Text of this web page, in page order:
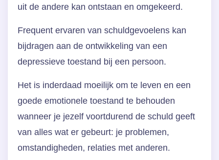
uit de andere kan ontstaan en omgekeerd.
Frequent ervaren van schuldgevoelens kan
bijdragen aan de ontwikkeling van een
depressieve toestand bij een persoon.
Het is inderdaad moeilijk om te leven en een
goede emotionele toestand te behouden
wanneer je jezelf voortdurend de schuld geeft
van alles wat er gebeurt: je problemen,
omstandigheden, relaties met anderen.